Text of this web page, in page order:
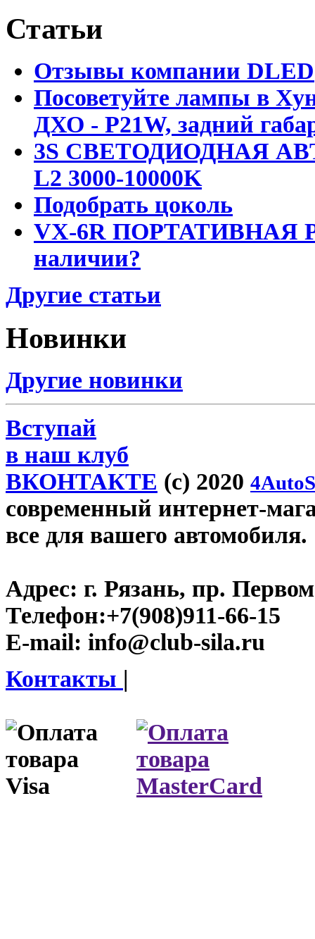
Статьи
Отзывы компании DLED
Посоветуйте лампы в
ДХО - P21W, задний
3S СВЕТОДИОДНАЯ
L2 3000-10000K
Подобрать цоколь
VX-6R ПОРТАТИВНАЯ
наличии?
Другие статьи
Новинки
Другие новинки
Вступай
в наш клуб
ВКОНТАКТЕ (c) 2020
современный интернет-
все для вашего автомобиля.
Адрес: г. Рязань, пр.
Телефон:+7(908)911-66-15
E-mail: info@club-sila.ru
Контакты |